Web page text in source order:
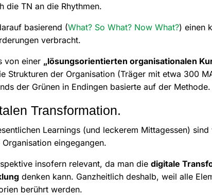
die TN an die Rhythmen.
basierend (What? So What? Now What?) einen
verbracht.
von einer „lösungsorientierten organisationalen
Strukturen der Organisation (Träger mit etwa 300
der Grünen in Endingen basierte auf der Methode.
Transformation.
Learnings (und leckerem Mittagessen)
eingegangen.
insofern relevant, da man die digitale
denken kann. Ganzheitlich deshalb, weil alle
berührt werden.